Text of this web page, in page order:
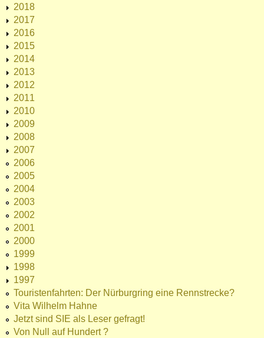
2018
2017
2016
2015
2014
2013
2012
2011
2010
2009
2008
2007
2006
2005
2004
2003
2002
2001
2000
1999
1998
1997
Touristenfahrten: Der Nürburgring eine Rennstrecke?
Vita Wilhelm Hahne
Jetzt sind SIE als Leser gefragt!
Von Null auf Hundert ?